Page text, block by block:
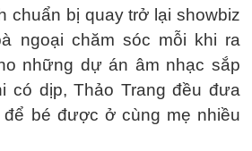
chuẩn bị quay trở lại showbiz
ngoại chăm sóc mỗi khi ra
những dự án âm nhạc sắp
có dịp, Thảo Trang đều đưa
bé được ở cùng mẹ nhiều